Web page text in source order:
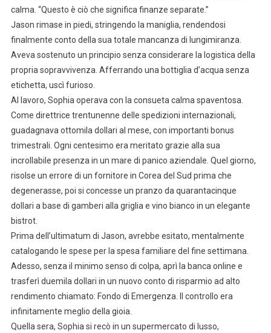
calma. “Questo è ciò che significa finanze separate.”
Jason rimase in piedi, stringendo la maniglia, rendendosi
finalmente conto della sua totale mancanza di lungimiranza.
Aveva sostenuto un principio senza considerare la logistica della
propria sopravvivenza. Afferrando una bottiglia d’acqua senza
etichetta, uscì furioso.
Al lavoro, Sophia operava con la consueta calma spaventosa.
Come direttrice trentunenne delle spedizioni internazionali,
guadagnava ottomila dollari al mese, con importanti bonus
trimestrali. Ogni centesimo era meritato grazie alla sua
incrollabile presenza in un mare di panico aziendale. Quel giorno,
risolse un errore di un fornitore in Corea del Sud prima che
degenerasse, poi si concesse un pranzo da quarantacinque
dollari a base di gamberi alla griglia e vino bianco in un elegante
bistrot.
Prima dell’ultimatum di Jason, avrebbe esitato, mentalmente
catalogando le spese per la spesa familiare del fine settimana.
Adesso, senza il minimo senso di colpa, aprì la banca online e
trasferì duemila dollari in un nuovo conto di risparmio ad alto
rendimento chiamato: Fondo di Emergenza. Il controllo era
infinitamente meglio della gioia.
Quella sera, Sophia si recò in un supermercato di lusso,